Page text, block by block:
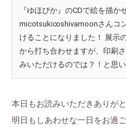
『ゆほびか』のCDで絵を描か
micotsuki∞shivamoonさんコ
けることになりました！ 展示
から打ち合わせますが、印刷
みいただけるのでは？！と思
本日もお読みいただきありが
明日もしあわせな一日をお過